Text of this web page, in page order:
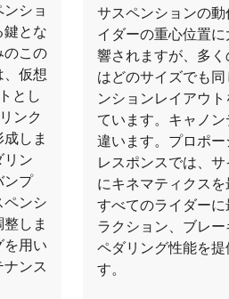
ショ
鍵とな
のこの
、仮想
とし
ンク
しま
リン
ンプ
ペンシ
しま
用い
ンス
サスペンションの
イダーの重心位置
響されますが、多
はどのサイズでも
ンションレイアウ
ています。キャノ
違います。プロポ
レスポンスでは、
にキネマティクス
すべてのライダー
ラクション、ブレ
ペダリング性能を
す。